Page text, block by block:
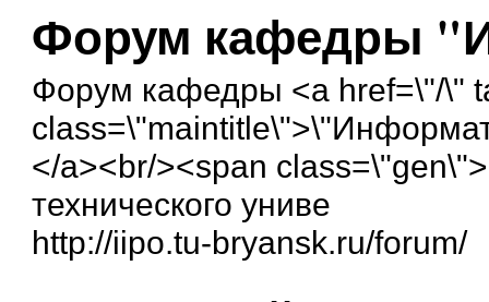
Форум кафедры
Форум кафедры <a href=\"/\"
</a><br/><span
технического униве
http://iipo.tu-bryansk.ru/forum/